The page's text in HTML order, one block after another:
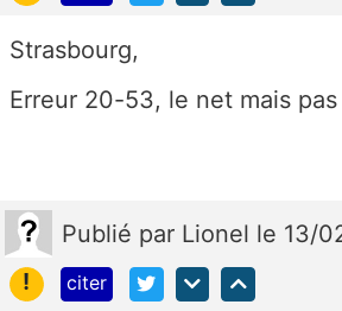
Strasbourg,
Erreur 20-53, le net mais
Publié par Lionel le 13/
!
citer